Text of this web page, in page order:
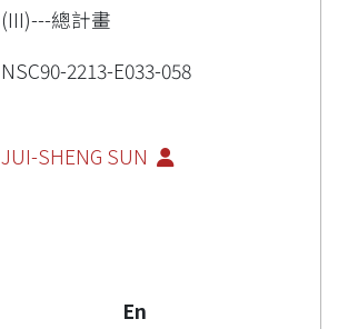
(III)---總計畫
NSC90-2213-E033-058
JUI-SHENG SUN
En